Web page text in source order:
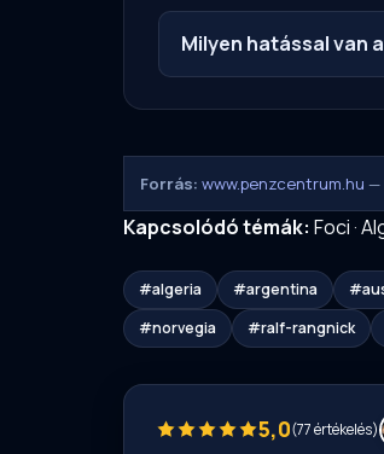
Milyen hatással van
Forrás: www.penzcentrum.hu —
Kapcsolódó témák: Foci·
#algeria #argentina
#norvegia
#ralf-rangnick
5,0(77 értékelés)